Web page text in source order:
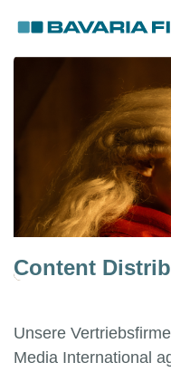
zum
Inhalt
Content
Unsere
Media International